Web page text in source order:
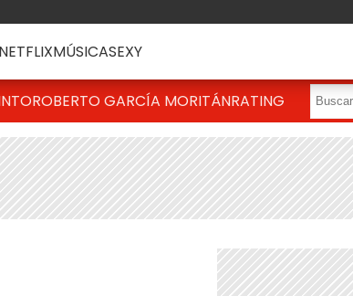
NETFLIXMÚSICASEXY
ROBERTO GARCÍA MORITÁNRATING